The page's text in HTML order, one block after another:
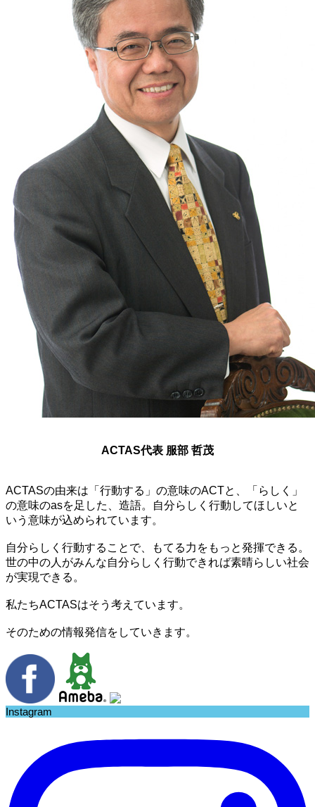
ACTAS代表 服部 哲茂
ACTASの由来は「行動する」の意味のACTと、「らしく」
の意味のasを足した、造語。自分らしく行動してほしいと
いう意味が込められています。
自分らしく行動することで、もてる力をもっと発揮できる。
世の中の人がみんな自分らしく行動できれば素晴らしい社会
が実現できる。
私たちACTASはそう考えています。
そのための情報発信をしていきます。
Instagram